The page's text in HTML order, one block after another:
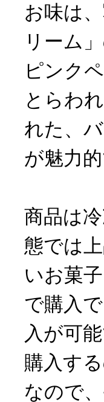
お味は
リーム
ピンク
とらわ
れた、
が魅力的
商品は
態では
いお菓
で購入
入が可
購入す
なので